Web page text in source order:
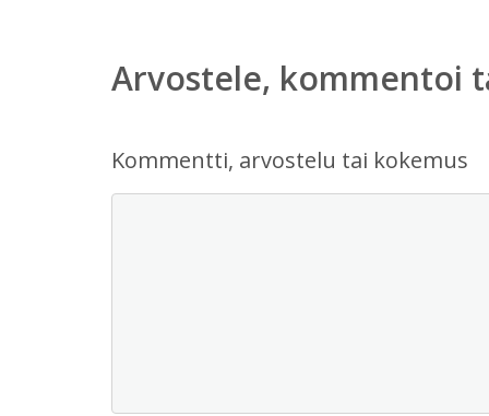
Arvostele, kommentoi
Kommentti, arvostelu tai kokemus